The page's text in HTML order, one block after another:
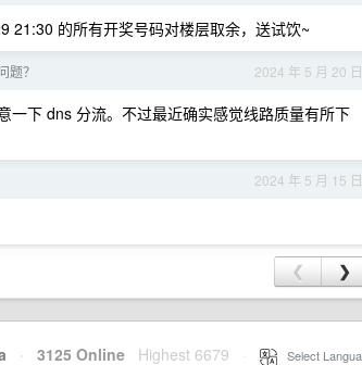
21:30 的所有开奖号码对楼层取余，送试饮~
2024 年 5 月 20 日
题？
下 dns 分流。不过最近确实感觉线路质量有所下
2024 年 5 月 15 日
❮ ❯
· 3125 Online Highest 6679 Select